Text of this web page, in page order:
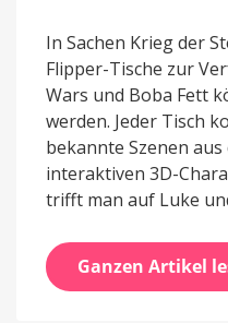
In Sachen Krieg der
Flipper-Tische zur
Wars und Boba Fett
werden. Jeder Tisch
bekannte Szenen
interaktiven 3D-
trifft man auf Luke
Ganzen Artikel